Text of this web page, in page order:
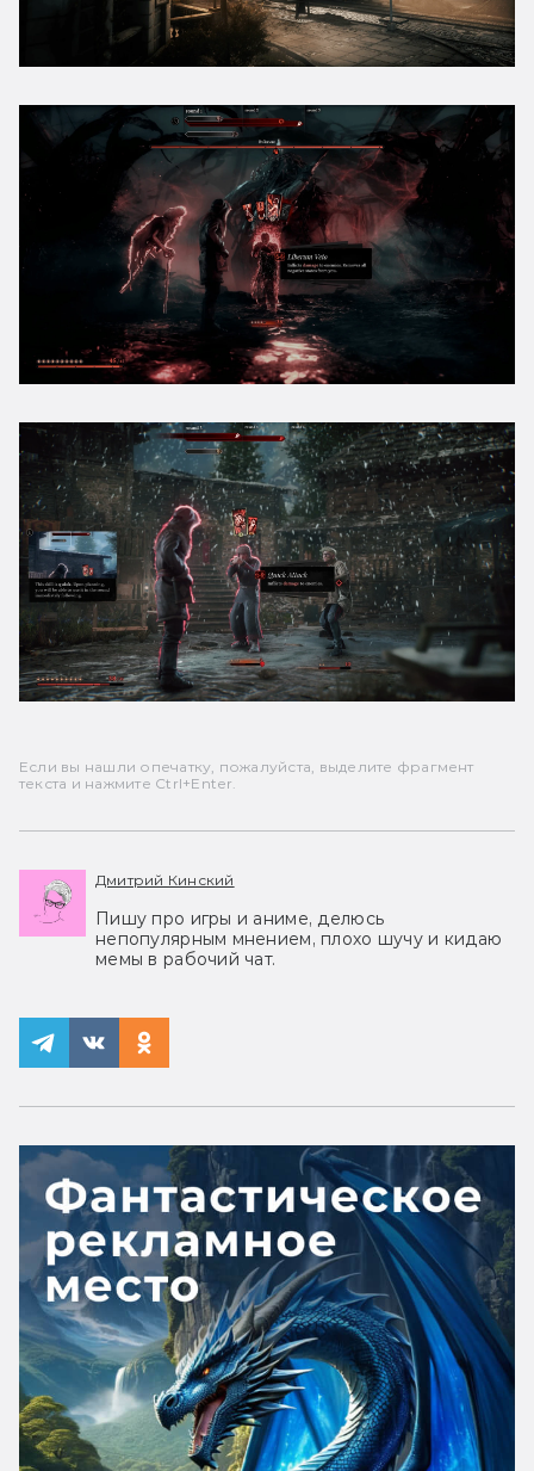
Если вы нашли опечатку, пожалуйста, выделите фрагмент
текста и нажмите Ctrl+Enter.
Дмитрий Кинский
Пишу про игры и аниме, делюсь
непопулярным мнением, плохо шучу и кидаю
мемы в рабочий чат.